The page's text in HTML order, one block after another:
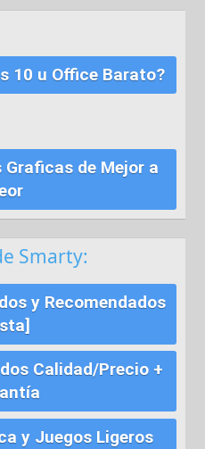
10 u Office Barato?
de Mejor a
Smarty:
y Recomendados
Calidad/Precio +
y Juegos Ligeros